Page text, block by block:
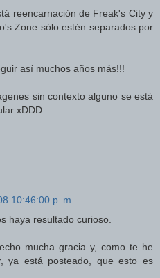
reencarnación de Freak's City y
Zone sólo estén separados por
así muchos años más!!!
sin contexto alguno se está
xDDD
10:46:00 p. m.
haya resultado curioso.
mucha gracia y, como te he
ya está posteado, que esto es